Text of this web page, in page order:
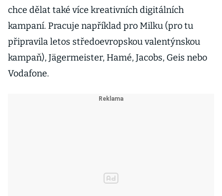
chce dělat také více kreativních digitálních
kampaní. Pracuje například pro Milku (pro tu
připravila letos středoevropskou valentýnskou
kampaň), Jägermeister, Hamé, Jacobs, Geis nebo
Vodafone.